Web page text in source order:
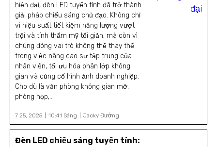
hiện đại, đèn LED tuyến tính đã trở thành
giải pháp chiếu sáng chủ đạo. Không chỉ
vì hiệu suất tiết kiệm năng lượng vượt
trội và tính thẩm mỹ tối giản, mà còn vì
chúng đóng vai trò không thể thay thế
trong việc nâng cao sự tập trung của
nhân viên, tối ưu hóa phân lớp không
gian và củng cố hình ảnh doanh nghiệp.
Cho dù là văn phòng không gian mở,
phòng họp,...
7 25, 2025 10:41 Sáng Jacky Đường
Đèn LED chiếu sáng tuyến tính: